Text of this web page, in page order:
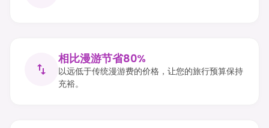
相比漫游节省80%
以远低于传统漫游费的价格，让您的旅行预算保持
充裕。